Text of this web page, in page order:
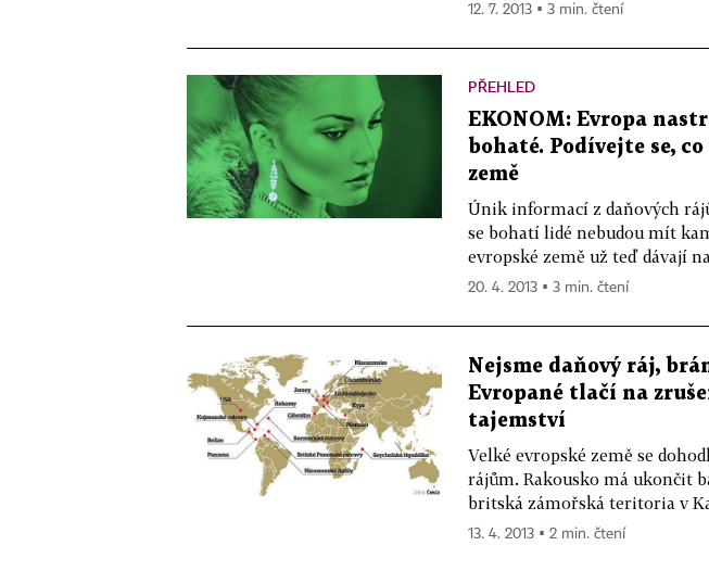
12. 7. 2013 ▪ 3 min. čtení
PŘEHLED
EKONOM: Evropa
bohaté. Podívejte se,
země
Únik informací z daňových
se bohatí lidé nebudou mít
evropské země už teď dávají
20. 4. 2013 ▪ 3 min. čtení
Nejsme daňový ráj,
Evropané tlačí na
tajemství
Velké evropské země se
rájům. Rakousko má ukončit
britská zámořská teritoria v
13. 4. 2013 ▪ 2 min. čtení